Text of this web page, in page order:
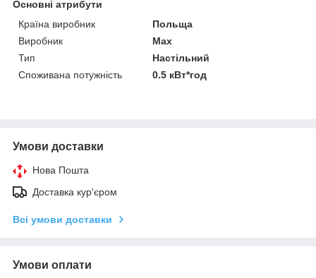
Основні атрибути
Країна виробник
Польща
Виробник
Max
Тип
Настільний
Споживана потужність
0.5 кВт*год
Умови доставки
Нова Пошта
Доставка кур'єром
Всі умови доставки
Умови оплати